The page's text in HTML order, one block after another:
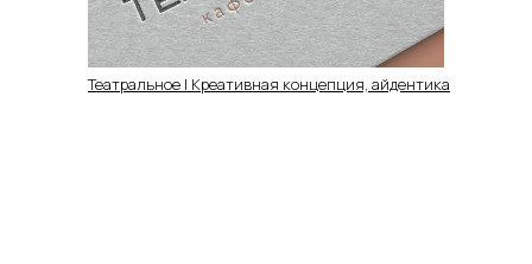
Театральное | Креативная концепция, айдентика